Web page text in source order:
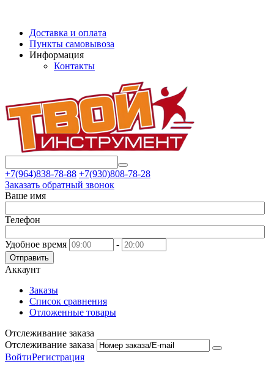
Доставка и оплата
Пункты самовывоза
Информация
Контакты
+7(964)838-78-88 +7(930)808-78-28
Заказать обратный звонок
Ваше имя
Телефон
Удобное время -
Отправить
Аккаунт
Заказы
Список сравнения
Отложенные товары
Отслеживание заказа
Отслеживание заказа
ВойтиРегистрация